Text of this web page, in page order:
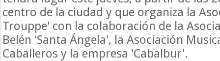
centro de la ciudad y que organiza la
Trouppe' con la colaboración de la
Belén 'Santa Ángela', la Asociación
Caballeros y la empresa 'Cabalbur'.